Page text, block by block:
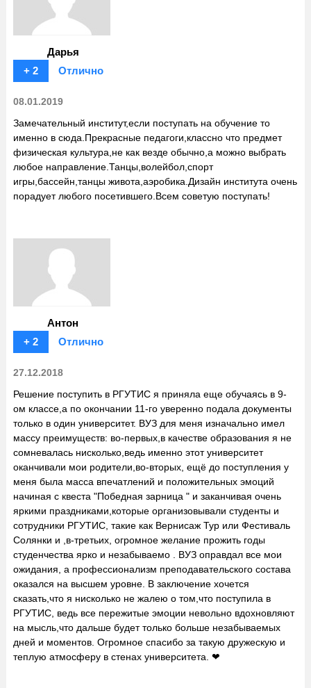
Дарья
+ 2
Отлично
08.01.2019
Замечательный институт,если поступать на обучение то
именно в сюда.Прекрасные педагоги,классно что предмет
физическая культура,не как везде обычно,а можно выбрать
любое направление.Танцы,волейбол,спорт
игры,бассейн,танцы живота,аэробика.Дизайн института очень
порадует любого посетившего.Всем советую поступать!
Антон
+ 2
Отлично
27.12.2018
Решение поступить в РГУТИС я приняла еще обучаясь в 9-
ом классе,а по окончании 11-го уверенно подала документы
только в один университет. ВУЗ для меня изначально имел
массу преимуществ: во-первых,в качестве образования я не
сомневалась нисколько,ведь именно этот университет
оканчивали мои родители,во-вторых, ещё до поступления у
меня была масса впечатлений и положительных эмоций
начиная с квеста "Победная зарница " и заканчивая очень
яркими праздниками,которые организовывали студенты и
сотрудники РГУТИС, такие как Вернисаж Тур или Фестиваль
Солянки и ,в-третьих, огромное желание прожить годы
студенчества ярко и незабываемо . ВУЗ оправдал все мои
ожидания, а профессионализм преподавательского состава
оказался на высшем уровне. В заключение хочется
сказать,что я нисколько не жалею о том,что поступила в
РГУТИС, ведь все пережитые эмоции невольно вдохновляют
на мысль,что дальше будет только больше незабываемых
дней и моментов. Огромное спасибо за такую дружескую и
теплую атмосферу в стенах университета. ❤